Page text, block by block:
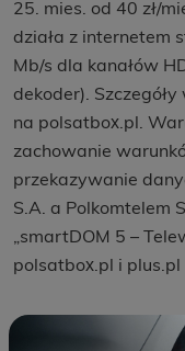
25. mies. od 40 zł/
działa z internetem
Mb/s dla kanałów
dekoder).
na polsatbox.pl.
zachowanie
przekazywanie
S.A. a Polkomtelem
„smartDOM 5 –
polsatbox.pl i plus.pl